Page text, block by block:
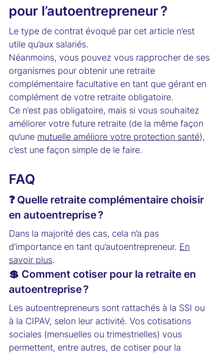
pour l’autoentrepreneur ?
Le type de contrat évoqué par cet article n’est
utile qu’aux salariés.
Néanmoins, vous pouvez vous rapprocher de ses
organismes pour obtenir une retraite
complémentaire facultative en tant que gérant en
complément de votre retraite obligatoire.
Ce n’est pas obligatoire, mais si vous souhaitez
améliorer votre future retraite (de la même façon
qu’une mutuelle améliore votre protection santé),
c’est une façon simple de le faire.
FAQ
❓ Quelle retraite complémentaire choisir
en autoentreprise ?
Dans la majorité des cas, cela n’a pas
d’importance en tant qu’autoentrepreneur. En
savoir plus.
💲 Comment cotiser pour la retraite en
autoentreprise ?
Les autoentrepreneurs sont rattachés à la SSI ou
à la CIPAV, selon leur activité. Vos cotisations
sociales (mensuelles ou trimestrielles) vous
permettent, entre autres, de cotiser pour la